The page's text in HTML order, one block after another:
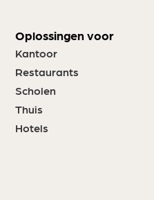
Oplossingen voor
Kantoor
Restaurants
Scholen
Thuis
Hotels